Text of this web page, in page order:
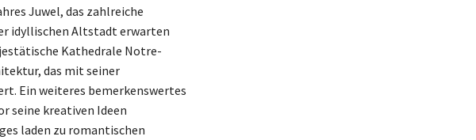
Juwel, das zahlreiche
idyllischen Altstadt erwarten
Kathedrale Notre-
das mit seiner
Ein weiteres bemerkenswertes
seine kreativen Ideen
laden zu romantischen